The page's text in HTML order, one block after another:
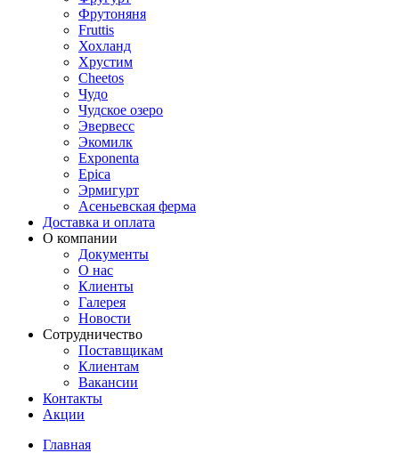
Фрутоняня
Fruttis
Хохланд
Хрустим
Cheetos
Чудо
Чудское озеро
Эвервесс
Экомилк
Exponenta
Epica
Эрмигурт
Асеньевская ферма
Доставка и оплата
О компании
Документы
О нас
Клиенты
Галерея
Новости
Сотрудничество
Поставщикам
Клиентам
Вакансии
Контакты
Акции
Главная